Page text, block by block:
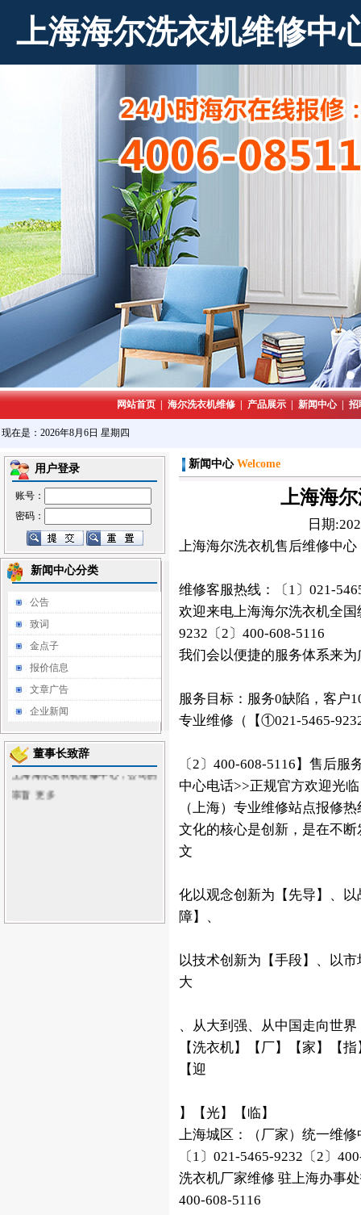
上海海尔洗衣机维修中
网站首页 海尔洗衣机维修 产品展示| 新闻中心| 招
现在是：2026年8月6日 星期四
用户登录
账号：
密码：
新闻中心分类
公告
致词
金点子
报价信息
文章广告
企业新闻
董事长致辞
敬的各界朋友：首先，欢迎您访问
上海海尔洗衣机维修中心
宗旨 更多
新闻中心 Welcome
上海海
日期
上海海尔洗衣机售后维修中心
维修客服热线：〔1〕021-
欢迎来电上海海尔洗衣机全
9232〔2〕400-608-5116
我们会以便捷的服务体系来
服务目标：服务0缺陷，客户
专业维修（【①021-5465-
〔2〕400-608-5116】售后
中心电话>>正规官方欢迎光临
（上海）专业维修站点报修
文化的核心是创新，是在不
文
化以观念创新为【先导】、
障】、
以技术创新为【手段】、以
大
、从大到强、从中国走向世
【洗衣机】【厂】【家】【
【迎
】【光】【临】
上海城区：（厂家）统一维
〔1〕021-5465-9232〔2〕
洗衣机厂家维修 驻上海办事
400-608-5116